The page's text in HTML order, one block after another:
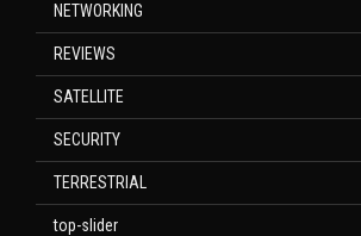
NETWORKING
REVIEWS
SATELLITE
SECURITY
TERRESTRIAL
top-slider